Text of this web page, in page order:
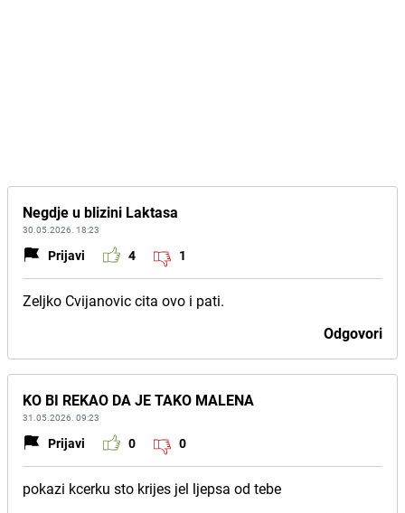
Negdje u blizini Laktasa
30.05.2026. 18:23
Prijavi 4 1
Zeljko Cvijanovic cita ovo i pati.
Odgovori
KO BI REKAO DA JE TAKO MALENA
31.05.2026. 09:23
Prijavi 0 0
pokazi kcerku sto krijes jel ljepsa od tebe